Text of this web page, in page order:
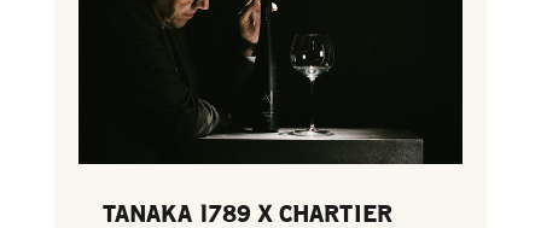
TANAKA 1789 X CHARTIER